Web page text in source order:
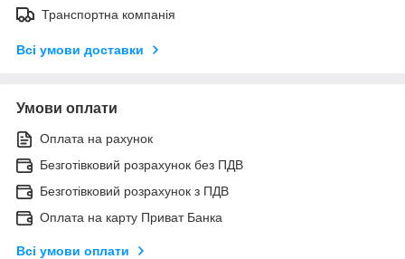
Транспортна компанія
Всі умови доставки
Умови оплати
Оплата на рахунок
Безготівковий розрахунок без ПДВ
Безготівковий розрахунок з ПДВ
Оплата на карту Приват Банка
Всі умови оплати